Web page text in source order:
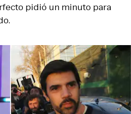
pidió un minuto para